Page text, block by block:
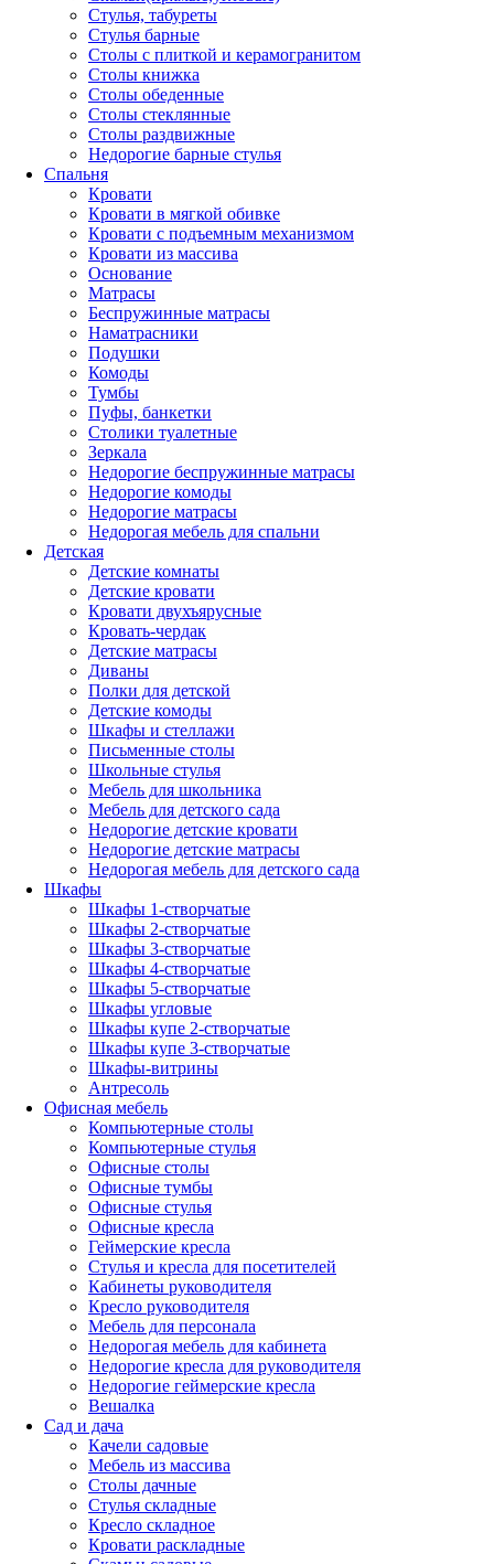
Стулья, табуреты
Стулья барные
Столы с плиткой и керамогранитом
Столы книжка
Столы обеденные
Столы стеклянные
Столы раздвижные
Недорогие барные стулья
Спальня
Кровати
Кровати в мягкой обивке
Кровати с подъемным механизмом
Кровати из массива
Основание
Матрасы
Беспружинные матрасы
Наматрасники
Подушки
Комоды
Тумбы
Пуфы, банкетки
Столики туалетные
Зеркала
Недорогие беспружинные матрасы
Недорогие комоды
Недорогие матрасы
Недорогая мебель для спальни
Детская
Детские комнаты
Детские кровати
Кровати двухъярусные
Кровать-чердак
Детские матрасы
Диваны
Полки для детской
Детские комоды
Шкафы и стеллажи
Письменные столы
Школьные стулья
Мебель для школьника
Мебель для детского сада
Недорогие детские кровати
Недорогие детские матрасы
Недорогая мебель для детского сада
Шкафы
Шкафы 1-створчатые
Шкафы 2-створчатые
Шкафы 3-створчатые
Шкафы 4-створчатые
Шкафы 5-створчатые
Шкафы угловые
Шкафы купе 2-створчатые
Шкафы купе 3-створчатые
Шкафы-витрины
Антресоль
Офисная мебель
Компьютерные столы
Компьютерные стулья
Офисные столы
Офисные тумбы
Офисные стулья
Офисные кресла
Геймерские кресла
Стулья и кресла для посетителей
Кабинеты руководителя
Кресло руководителя
Мебель для персонала
Недорогая мебель для кабинета
Недорогие кресла для руководителя
Недорогие геймерские кресла
Вешалка
Сад и дача
Качели садовые
Мебель из массива
Столы дачные
Стулья складные
Кресло складное
Кровати раскладные